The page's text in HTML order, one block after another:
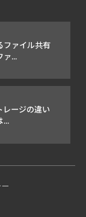
ファイル共有
ァ...
レージの違い
...